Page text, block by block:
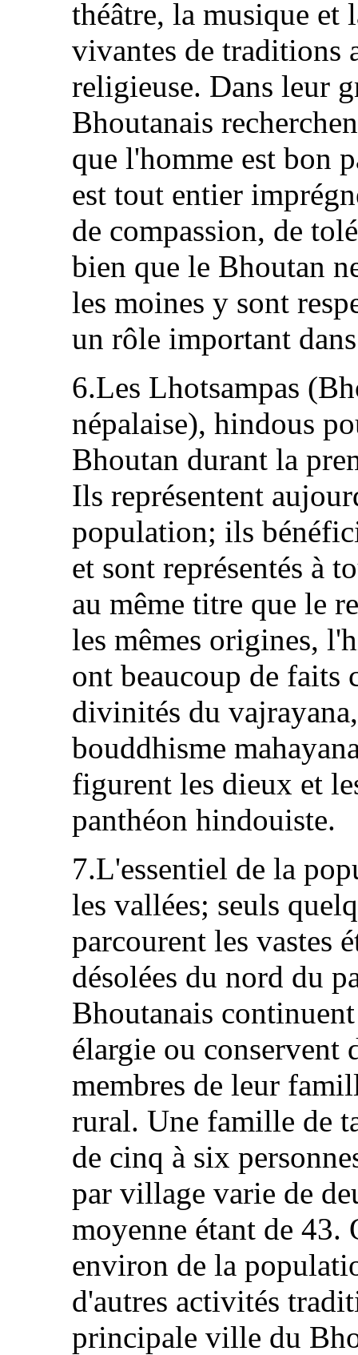
théâtre, la musique et
vivantes de traditions
religieuse. Dans leur
Bhoutanais
que l'homme est bon
est tout entier
de compassion, de
bien que le Bhoutan
les moines y sont
un rôle important
6.Les Lhotsampas
népalaise), hindous
Bhoutan durant la
Ils représentent
population; ils
et sont représentés à
au même titre que le
les mêmes origines,
ont beaucoup de faits
divinités du
bouddhisme
figurent les dieux et
panthéon hindouiste.
7.L'essentiel de la
les vallées; seuls
parcourent les vastes
désolées du nord du
Bhoutanais
élargie ou conservent
membres de leur
rural. Une famille de
de cinq à six
par village varie de
moyenne étant de 43.
environ de la
d'autres activités
principale ville du